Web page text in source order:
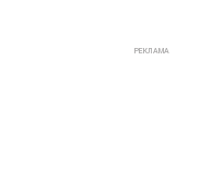
РЕКЛАМА